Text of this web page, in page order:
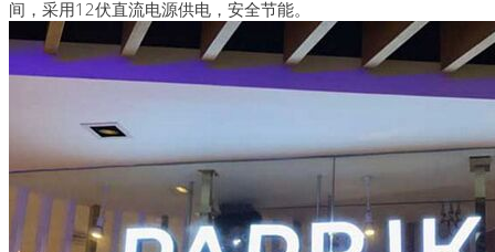
间，采用12伏直流电源供电，安全节能。